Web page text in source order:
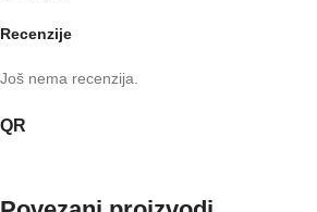
Recenzije
Još nema recenzija.
QR